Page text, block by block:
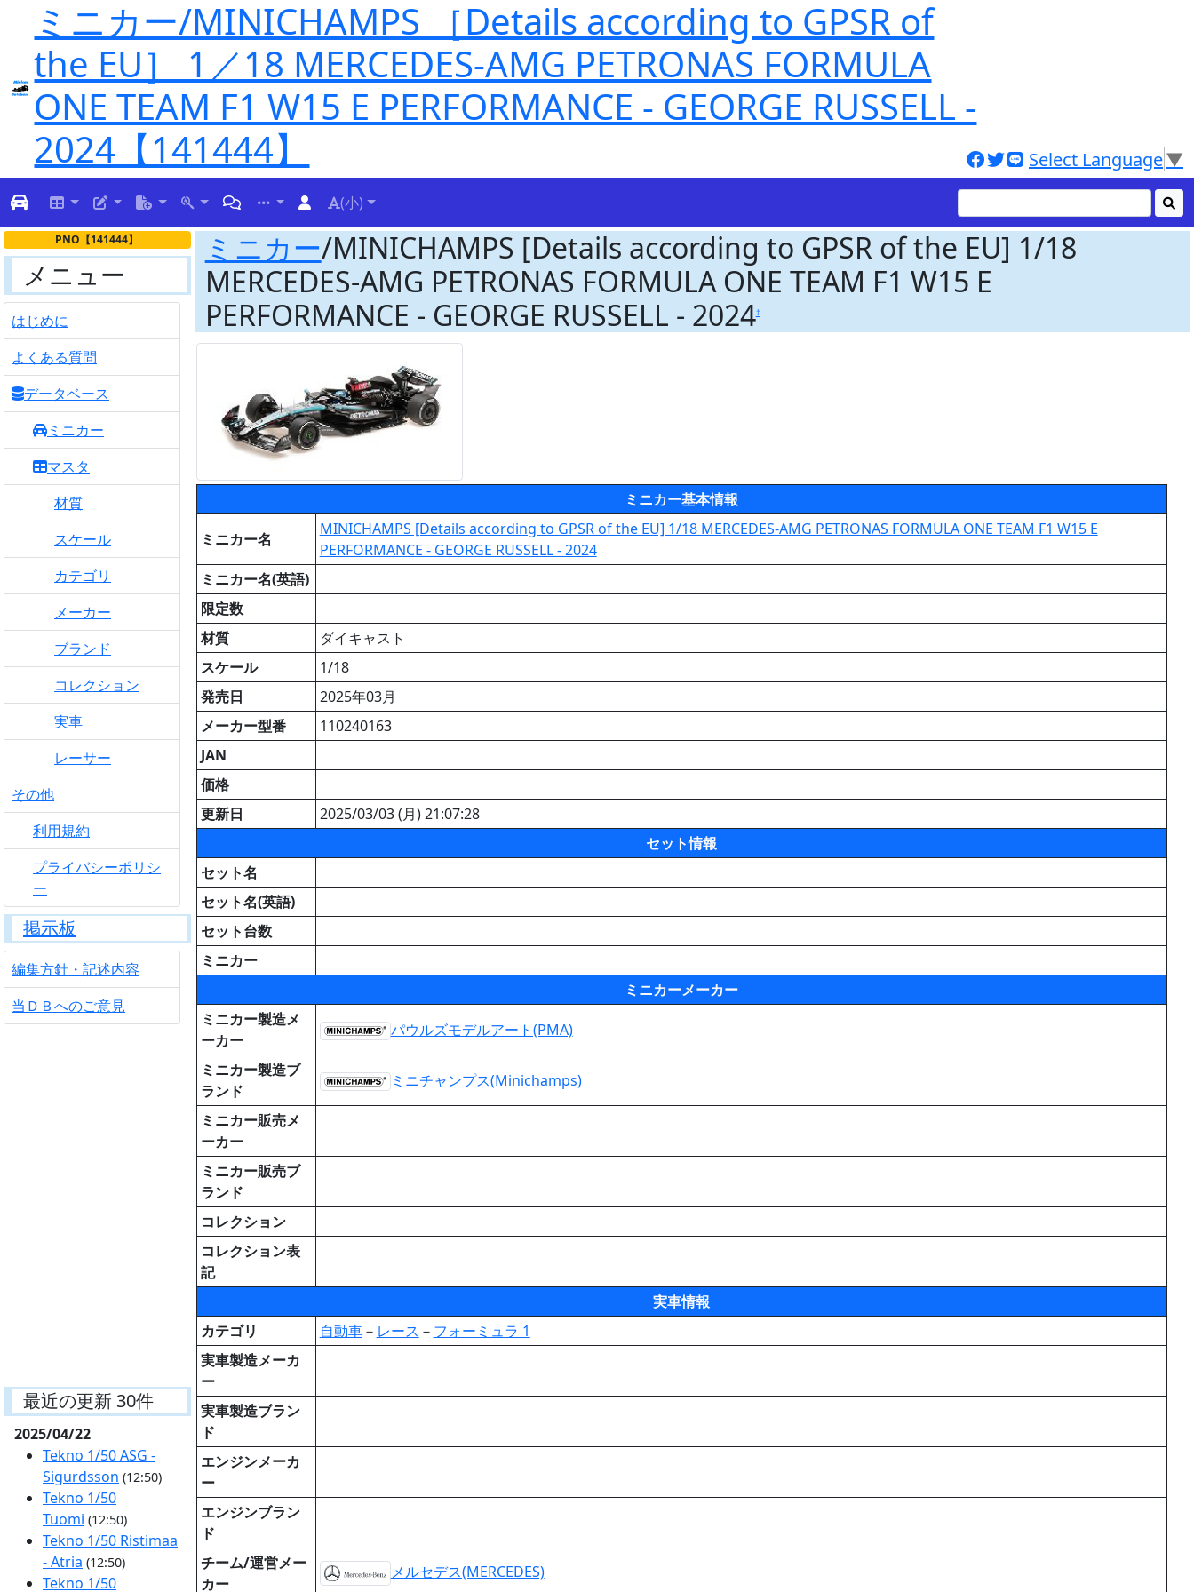
ミニカー/MINICHAMPS ［Details according to GPSR of
the EU］ 1／18 MERCEDES-AMG PETRONAS FORMULA
ONE TEAM F1 W15 E PERFORMANCE - GEORGE RUSSELL -
2024【141444】
Select Language▼
(小)
PNO【141444】
メニュー
はじめに
よくある質問
データベース
ミニカー
マスタ
材質
スケール
カテゴリ
メーカー
ブランド
コレクション
実車
レーサー
その他
利用規約
プライバシーポリシ
ー
掲示板
編集方針・記述内容
当ＤＢへのご意見
最近の更新 30件
2025/04/22
Tekno 1/50 ASG -
Sigurdsson (12:50)
Tekno 1/50
Tuomi (12:50)
Tekno 1/50 Ristimaa
- Atria (12:50)
Tekno 1/50
ミニカー/MINICHAMPS [Details according to GPSR of the EU] 1/18
MERCEDES-AMG PETRONAS FORMULA ONE TEAM F1 W15 E
PERFORMANCE - GEORGE RUSSELL - 2024†
ミニカー基本情報
ミニカー名
MINICHAMPS [Details according to GPSR of the EU] 1/18 MERCEDES-AMG PETRONAS FORMULA ONE TEAM F1 W15 E
PERFORMANCE - GEORGE RUSSELL - 2024
ミニカー名(英語)
限定数
材質
ダイキャスト
スケール
1/18
発売日
2025年03月
メーカー型番
110240163
JAN
価格
更新日
2025/03/03 (月) 21:07:28
セット情報
セット名
セット名(英語)
セット台数
ミニカー
ミニカーメーカー
ミニカー製造メ
ーカー
パウルズモデルアート(PMA)
ミニカー製造ブ
ランド
ミニチャンプス(Minichamps)
ミニカー販売メ
ーカー
ミニカー販売ブ
ランド
コレクション
コレクション表
記
実車情報
カテゴリ
自動車－ レース － フォーミュラ 1
実車製造メーカ
ー
実車製造ブラン
ド
エンジンメーカ
ー
エンジンブラン
ド
チーム/運営メー
カー
メルセデス(MERCEDES)